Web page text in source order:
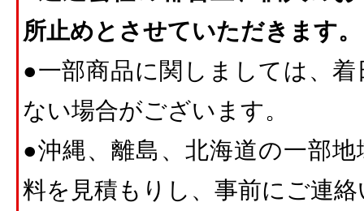
所止めとさせていただきます。
●一部商品に関しましては、
ない場合がございます。
●沖縄、離島、北海道の一部
料を見積もりし、事前にご連